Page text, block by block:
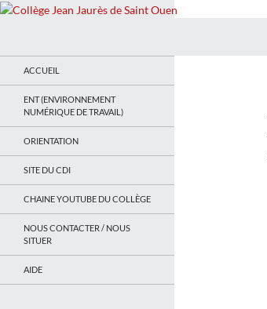
ACCUEIL
ENT (ENVIRONNEMENT
NUMÉRIQUE DE TRAVAIL)
ORIENTATION
SITE DU CDI
CHAINE YOUTUBE DU COLLÈGE
NOUS CONTACTER / NOUS
SITUER
AIDE